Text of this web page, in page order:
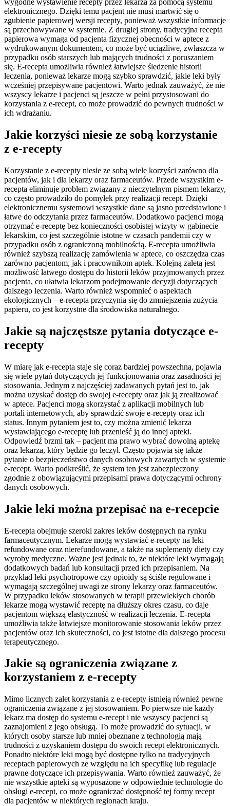
wygodne wystawienie recepty przez lekarza za pomocą systemu
elektronicznego. Dzięki temu pacjent nie musi martwić się o
zgubienie papierowej wersji recepty, ponieważ wszystkie informacje
są przechowywane w systemie. Z drugiej strony, tradycyjna recepta
papierowa wymaga od pacjenta fizycznej obecności w aptece z
wydrukowanym dokumentem, co może być uciążliwe, zwłaszcza w
przypadku osób starszych lub mających trudności z poruszaniem
się. E-recepta umożliwia również łatwiejsze śledzenie historii
leczenia, ponieważ lekarze mogą szybko sprawdzić, jakie leki były
wcześniej przepisywane pacjentowi. Warto jednak zauważyć, że nie
wszyscy lekarze i pacjenci są jeszcze w pełni przystosowani do
korzystania z e-recept, co może prowadzić do pewnych trudności w
ich wdrażaniu.
Jakie korzyści niesie ze sobą korzystanie
z e-recepty
Korzystanie z e-recepty niesie ze sobą wiele korzyści zarówno dla
pacjentów, jak i dla lekarzy oraz farmaceutów. Przede wszystkim e-
recepta eliminuje problem związany z nieczytelnym pismem lekarzy,
co często prowadziło do pomyłek przy realizacji recept. Dzięki
elektronicznemu systemowi wszystkie dane są jasno przedstawione i
łatwe do odczytania przez farmaceutów. Dodatkowo pacjenci mogą
otrzymać e-receptę bez konieczności osobistej wizyty w gabinecie
lekarskim, co jest szczególnie istotne w czasach pandemii czy w
przypadku osób z ograniczoną mobilnością. E-recepta umożliwia
również szybszą realizację zamówienia w aptece, co oszczędza czas
zarówno pacjentom, jak i pracownikom aptek. Kolejną zaletą jest
możliwość łatwego dostępu do historii leków przyjmowanych przez
pacjenta, co ułatwia lekarzom podejmowanie decyzji dotyczących
dalszego leczenia. Warto również wspomnieć o aspektach
ekologicznych – e-recepta przyczynia się do zmniejszenia zużycia
papieru, co jest korzystne dla środowiska naturalnego.
Jakie są najczęstsze pytania dotyczące e-
recepty
W miarę jak e-recepta staje się coraz bardziej powszechna, pojawia
się wiele pytań dotyczących jej funkcjonowania oraz zasadności jej
stosowania. Jednym z najczęściej zadawanych pytań jest to, jak
można uzyskać dostęp do swojej e-recepty oraz jak ją zrealizować
w aptece. Pacjenci mogą skorzystać z aplikacji mobilnych lub
portali internetowych, aby sprawdzić swoje e-recepty oraz ich
status. Innym pytaniem jest to, czy można zmienić lekarza
wystawiającego e-receptę lub przenieść ją do innej apteki.
Odpowiedź brzmi tak – pacjent ma prawo wybrać dowolną aptekę
oraz lekarza, który będzie go leczył. Często pojawia się także
pytanie o bezpieczeństwo danych osobowych zawartych w systemie
e-recept. Warto podkreślić, że system ten jest zabezpieczony
zgodnie z obowiązującymi przepisami prawa dotyczącymi ochrony
danych osobowych.
Jakie leki można przepisać na e-recepcie
E-recepta obejmuje szeroki zakres leków dostępnych na rynku
farmaceutycznym. Lekarze mogą wystawiać e-recepty na leki
refundowane oraz nierefundowane, a także na suplementy diety czy
wyroby medyczne. Ważne jest jednak to, że niektóre leki wymagają
dodatkowych badań lub konsultacji przed ich przepisaniem. Na
przykład leki psychotropowe czy opioidy są ściśle regulowane i
wymagają szczególnej uwagi ze strony lekarzy oraz farmaceutów.
W przypadku leków stosowanych w terapii przewlekłych chorób
lekarze mogą wystawić receptę na dłuższy okres czasu, co daje
pacjentom większą elastyczność w realizacji leczenia. E-recepta
umożliwia także łatwiejsze monitorowanie stosowania leków przez
pacjentów oraz ich skuteczności, co jest istotne dla dalszego procesu
terapeutycznego.
Jakie są ograniczenia związane z
korzystaniem z e-recepty
Mimo licznych zalet korzystania z e-recepty istnieją również pewne
ograniczenia związane z jej stosowaniem. Po pierwsze nie każdy
lekarz ma dostęp do systemu e-recept i nie wszyscy pacjenci są
zaznajomieni z jego obsługą. To może prowadzić do sytuacji, w
których osoby starsze lub mniej obeznane z technologią mają
trudności z uzyskaniem dostępu do swoich recept elektronicznych.
Ponadto niektóre leki mogą być dostępne tylko na tradycyjnych
receptach papierowych ze względu na ich specyfikę lub regulacje
prawne dotyczące ich przepisywania. Warto również zauważyć, że
nie wszystkie apteki są wyposażone w odpowiednie technologie do
obsługi e-recept, co może ograniczać dostępność tej formy recept
dla pacjentów w niektórych regionach kraju.